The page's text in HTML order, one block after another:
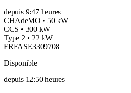
depuis 9:47 heures
CHAdeMO • 50 kW
CCS • 300 kW
Type 2 • 22 kW
FRFASE3309708
Disponible
depuis 12:50 heures